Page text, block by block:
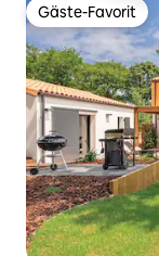
Gäste-Favorit
Gäste-Favorit